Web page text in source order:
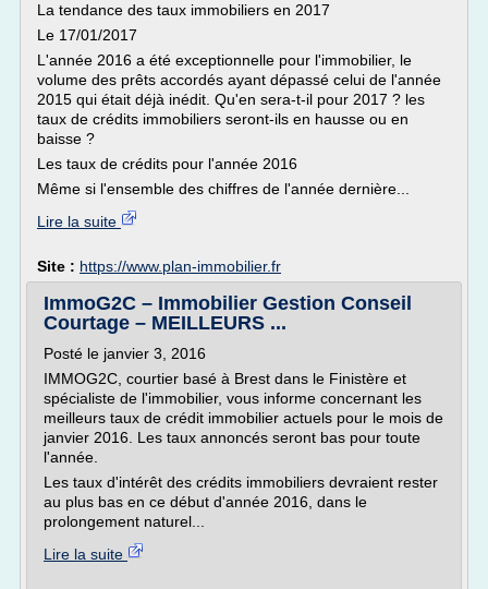
La tendance des taux immobiliers en 2017
Le 17/01/2017
L'année 2016 a été exceptionnelle pour l'immobilier, le
volume des prêts accordés ayant dépassé celui de l'année
2015 qui était déjà inédit. Qu'en sera-t-il pour 2017 ? les
taux de crédits immobiliers seront-ils en hausse ou en
baisse ?
Les taux de crédits pour l'année 2016
Même si l'ensemble des chiffres de l'année dernière...
Lire la suite
Site : https://www.plan-immobilier.fr
ImmoG2C – Immobilier Gestion Conseil
Courtage – MEILLEURS ...
Posté le janvier 3, 2016
IMMOG2C, courtier basé à Brest dans le Finistère et
spécialiste de l'immobilier, vous informe concernant les
meilleurs taux de crédit immobilier actuels pour le mois de
janvier 2016. Les taux annoncés seront bas pour toute
l'année.
Les taux d'intérêt des crédits immobiliers devraient rester
au plus bas en ce début d'année 2016, dans le
prolongement naturel...
Lire la suite